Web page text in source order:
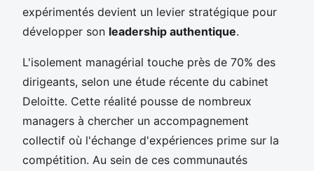
expérimentés devient un levier stratégique pour
développer son leadership authentique.
L'isolement managérial touche près de 70% des
dirigeants, selon une étude récente du cabinet
Deloitte. Cette réalité pousse de nombreux
managers à chercher un accompagnement
collectif où l'échange d'expériences prime sur la
compétition. Au sein de ces communautés